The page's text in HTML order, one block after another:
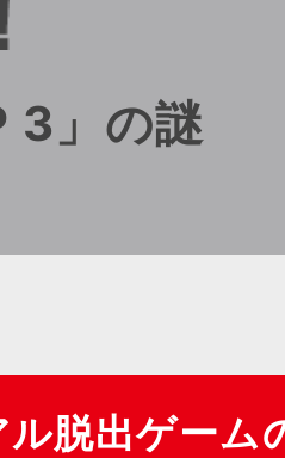
3」の謎
脱出ゲーム